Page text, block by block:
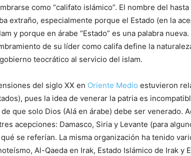
como “califato islámico”. El nombre del
extraño, especialmente porque el Estado (en la
y porque en árabe “Estado” es una palabra
de su líder como califa define la
teocrático al servicio del islam.
del siglo XX en Oriente Medio estuvieron
pues la idea de venerar la patria es
que solo Dios (Alá en árabe) debe ser venerado.
acepciones: Damasco, Siria y Levante (para
se referían. La misma organización ha tenido
Al-Qaeda en Irak, Estado Islámico de Irak y